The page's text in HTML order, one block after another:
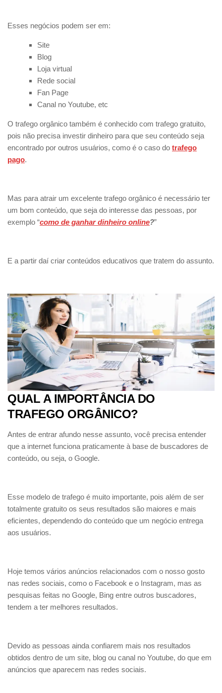
Esses negócios podem ser em:
Site
Blog
Loja virtual
Rede social
Fan Page
Canal no Youtube, etc
O trafego orgânico também é conhecido com trafego gratuito,
pois não precisa investir dinheiro para que seu conteúdo seja
encontrado por outros usuários, como é o caso do trafego
pago.
Mas para atrair um excelente trafego orgânico é necessário ter
um bom conteúdo, que seja do interesse das pessoas, por
exemplo “como de ganhar dinheiro online?”
E a partir daí criar conteúdos educativos que tratem do assunto.
QUAL A IMPORTÂNCIA DO
TRAFEGO ORGÂNICO?
Antes de entrar afundo nesse assunto, você precisa entender
que a internet funciona praticamente à base de buscadores de
conteúdo, ou seja, o Google.
Esse modelo de trafego é muito importante, pois além de ser
totalmente gratuito os seus resultados são maiores e mais
eficientes, dependendo do conteúdo que um negócio entrega
aos usuários.
Hoje temos vários anúncios relacionados com o nosso gosto
nas redes sociais, como o Facebook e o Instagram, mas as
pesquisas feitas no Google, Bing entre outros buscadores,
tendem a ter melhores resultados.
Devido as pessoas ainda confiarem mais nos resultados
obtidos dentro de um site, blog ou canal no Youtube, do que em
anúncios que aparecem nas redes sociais.